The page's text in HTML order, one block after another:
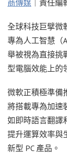
商傳媒 ｜責任
全球科技巨擘微
專為人工智慧（
舉被視為直接挑
型電腦效能上的
微軟正積極準備
將搭載專為加速
如即時語言翻譯
提升運算效率與
新型 PC 產品。